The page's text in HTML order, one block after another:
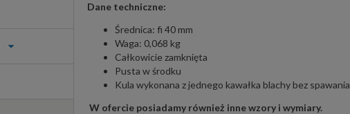
Dane techniczne:
Średnica: fi 40 mm
Waga: 0,068 kg
Całkowicie zamknięta
Pusta w środku
Kula wykonana z jednego kawałka blachy bez spawania
W ofercie posiadamy również inne wzory i wymiary.